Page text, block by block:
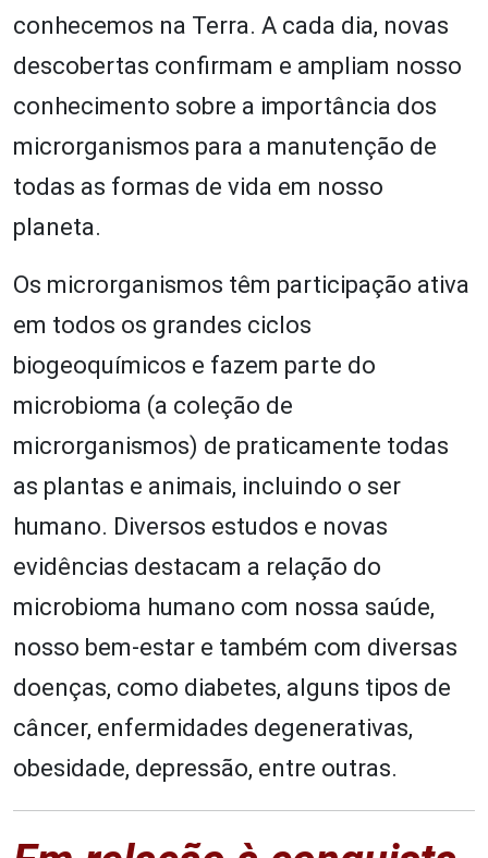
conhecemos na Terra. A cada dia, novas
descobertas confirmam e ampliam nosso
conhecimento sobre a importância dos
microrganismos para a manutenção de
todas as formas de vida em nosso
planeta.
Os microrganismos têm participação ativa
em todos os grandes ciclos
biogeoquímicos e fazem parte do
microbioma (a coleção de
microrganismos) de praticamente todas
as plantas e animais, incluindo o ser
humano. Diversos estudos e novas
evidências destacam a relação do
microbioma humano com nossa saúde,
nosso bem-estar e também com diversas
doenças, como diabetes, alguns tipos de
câncer, enfermidades degenerativas,
obesidade, depressão, entre outras.